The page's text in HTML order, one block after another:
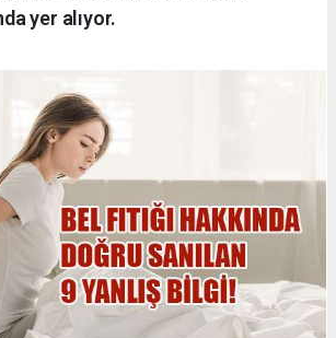
yer alıyor.